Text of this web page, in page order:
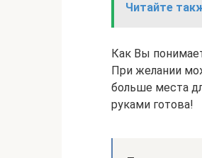
Читайте
Как Вы
При желании
больше места
руками готова!